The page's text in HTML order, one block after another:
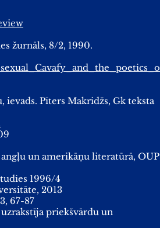
žurnāls, 8/2, 1990.
Pīters Makridžs, Gk teksta
un amerikāņu literatūrā, OUP
1996/4
2013
67-87
priekšvārdu un